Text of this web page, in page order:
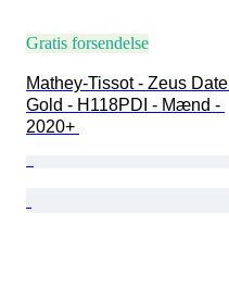
Gratis forsendelse
Mathey-Tissot - Zeus Date
Gold - H118PDI - Mænd -
2020+